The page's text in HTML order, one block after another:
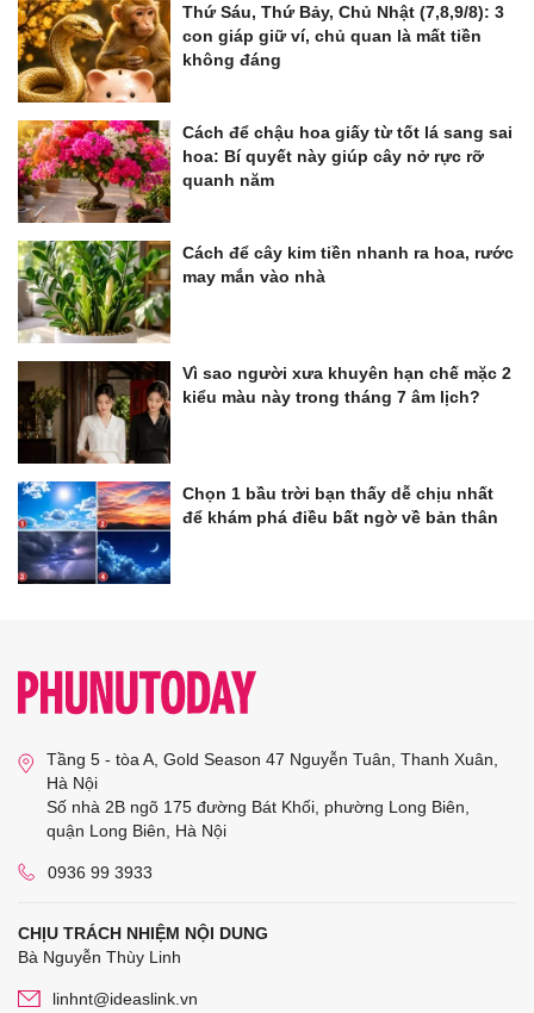
Thứ Sáu, Thứ Bảy, Chủ Nhật (7,8,9/8): 3
con giáp giữ ví, chủ quan là mất tiền
không đáng
Cách để chậu hoa giấy từ tốt lá sang sai
hoa: Bí quyết này giúp cây nở rực rỡ
quanh năm
Cách để cây kim tiền nhanh ra hoa, rước
may mắn vào nhà
Vì sao người xưa khuyên hạn chế mặc 2
kiểu màu này trong tháng 7 âm lịch?
Chọn 1 bầu trời bạn thấy dễ chịu nhất
để khám phá điều bất ngờ về bản thân
Tầng 5 - tòa A, Gold Season 47 Nguyễn Tuân, Thanh Xuân,
Hà Nội
Số nhà 2B ngõ 175 đường Bát Khối, phường Long Biên,
quận Long Biên, Hà Nội
0936 99 3933
CHỊU TRÁCH NHIỆM NỘI DUNG
Bà Nguyễn Thùy Linh
linhnt@ideaslink.vn